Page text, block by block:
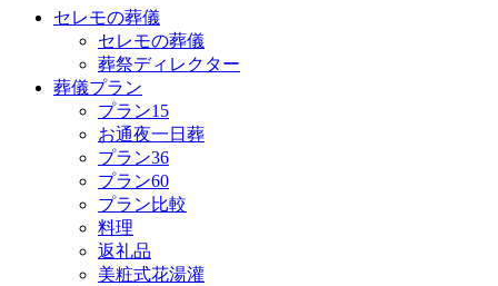
セレモの葬儀
セレモの葬儀
葬祭ディレクター
葬儀プラン
プラン15
お通夜一日葬
プラン36
プラン60
プラン比較
料理
返礼品
美粧式花湯灌